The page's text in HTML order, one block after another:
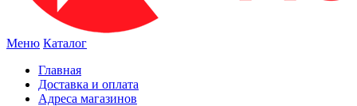
Меню Каталог
Главная
Доставка и оплата
Адреса магазинов